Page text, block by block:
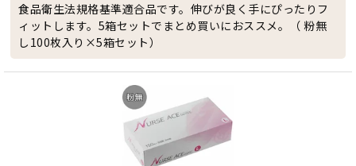
食品衛生法規格基準適合品です。伸びが良く手にぴったりフ
ィットします。5箱セットでまとめ買いにおススメ。（ 粉無
し100枚入り×5箱セット）